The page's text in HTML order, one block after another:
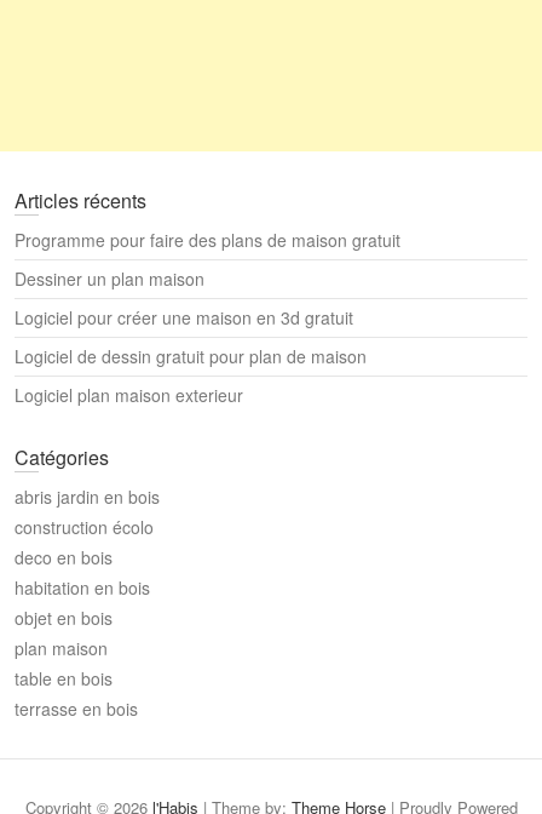
Articles récents
Programme pour faire des plans de maison gratuit
Dessiner un plan maison
Logiciel pour créer une maison en 3d gratuit
Logiciel de dessin gratuit pour plan de maison
Logiciel plan maison exterieur
Catégories
abris jardin en bois
construction écolo
deco en bois
habitation en bois
objet en bois
plan maison
table en bois
terrasse en bois
Copyright © 2026 l'Habis | Theme by: Theme Horse| Proudly Powered